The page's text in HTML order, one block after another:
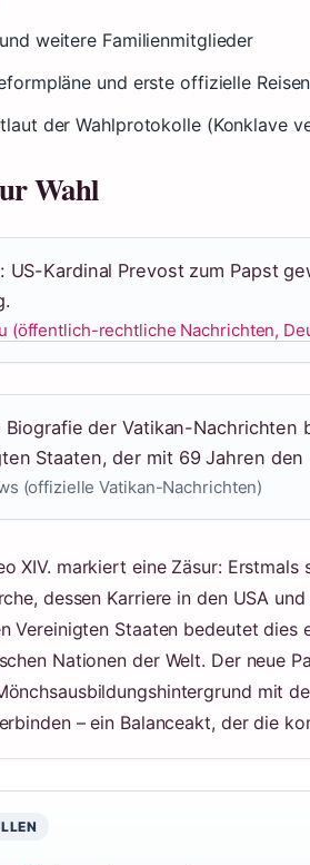
weitere Familienmitglieder
und erste offizielle Reisen
der Wahlprotokolle (Konklave
Wahl
US-Kardinal Prevost zum Papst
(öffentlich-rechtliche Nachrichten,
der Vatikan-Nachrichten
Staaten, der mit 69 Jahren den
(offizielle Vatikan-Nachrichten)
XIV. markiert eine Zäsur:
dessen Karriere in den USA
Vereinigten Staaten bedeutet dies
Nationen der Welt. Der neue
mit
– ein Balanceakt, der die